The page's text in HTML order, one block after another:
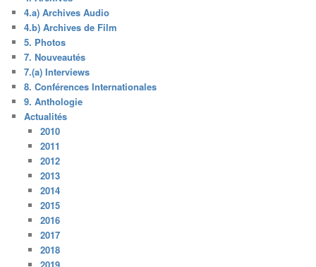
4.a) Archives Audio
4.b) Archives de Film
5. Photos
7. Nouveautés
7.(a) Interviews
8. Conférences Internationales
9. Anthologie
Actualités
2010
2011
2012
2013
2014
2015
2016
2017
2018